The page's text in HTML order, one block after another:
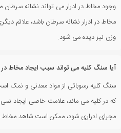
وجود مخاط در ادرار می تواند نشانه سرطان
مخاط در ادرار نشانه سرطان باشد، علائم
وزن نیز دیده می شود.
آیا سنگ کلیه می تواند سبب ایجاد مخاط در
سنگ کلیه رسوباتی از مواد معدنی و نمک
که در کلیه می ماند، علامت خاصی ایجاد نمی
مجرای ادراری شود، ممکن است شاهد مخاط